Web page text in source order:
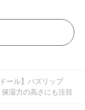
ール】バズリップ
湿力の高さにも注目